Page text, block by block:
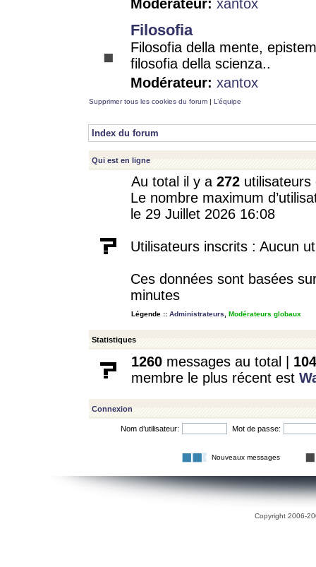
Modérateur: xantox
Filosofia
Filosofia della mente,
filosofia della scienza..
Modérateur: xantox
Supprimer tous les cookies du forum | L’équipe
Index du forum
Qui est en ligne
Au total il y a 272
Le nombre maximum
le 29 Juillet 2026 16:08
Utilisateurs inscrits : Aucun
Ces données sont basées
minutes
Légende :: Administrateurs Modérateurs globaux
Statistiques
1260 messages au total | 104
membre le plus récent est
Connexion
Nom d’utilisateur: Mot de passe:
Nouveaux messages
Copyright 2006-